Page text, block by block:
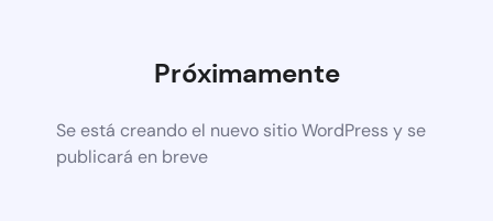
Próximamente
Se está creando el nuevo sitio WordPress y se
publicará en breve